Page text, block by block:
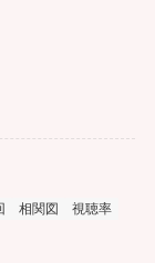
相関図
視聴率